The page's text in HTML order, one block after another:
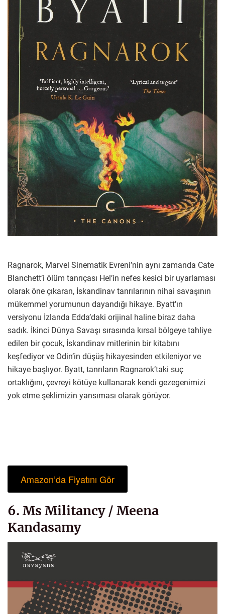
Ragnarok, Marvel Sinematik Evreni’nin aynı zamanda Cate
Blanchett’i ölüm tanrıçası Hel’in nefes kesici bir uyarlaması
olarak öne çıkaran, İskandinav tanrılarının nihai savaşının
mükemmel yorumunun dayandığı hikaye. Byatt’ın
versiyonu İzlanda Edda’daki orijinal haline biraz daha
sadık. İkinci Dünya Savaşı sırasında kırsal bölgeye tahliye
edilen bir çocuk, İskandinav mitlerinin bir kitabını
keşfediyor ve Odin’in düşüş hikayesinden etkileniyor ve
hikaye başlıyor. Byatt, tanrıların Ragnarok’taki suç
ortaklığını, çevreyi kötüye kullanarak kendi gezegenimizi
yok etme şeklimizin yansıması olarak görüyor.
Amazon’da Fiyatını Gör
6. Ms Militancy / Meena
Kandasamy